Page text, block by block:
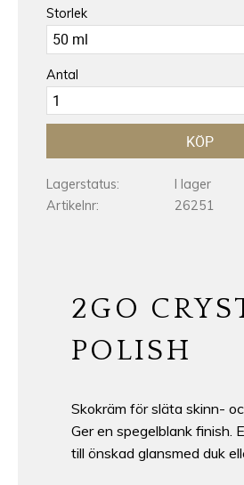
Storlek
Antal
KÖP
Lagerstatus
I lager
Artikelnr
26251
2GO
POLISH
Skokräm för släta skinn-
Ger en spegelblank finish.
till önskad glansmed duk